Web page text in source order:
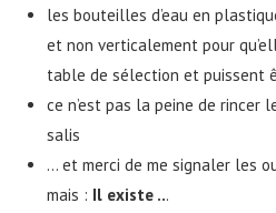
les bouteilles d’eau en
et non verticalement pour
table de sélection et puissent
ce n’est pas la peine de rincer
salis
… et merci de me signaler les
mais : Il existe ...